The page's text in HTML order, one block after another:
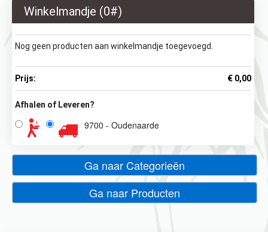
Winkelmandje (0#)
Nog geen producten aan winkelmandje toegevoegd.
Prijs: € 0,00
Afhalen of Leveren?
9700 - Oudenaarde
Ga naar Categorieën
Ga naar Producten